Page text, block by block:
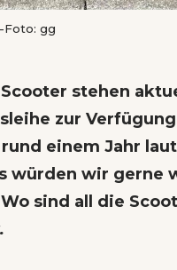
Foto: gg
Scooter stehen
zur
einem Jahr
würden wir gerne
sind all die
.